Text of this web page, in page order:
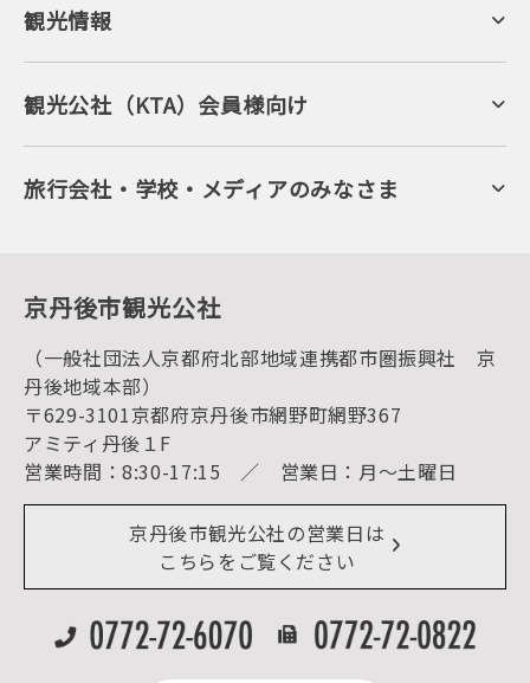
観光情報
京丹後について
ジオパークの絶景
キャンプ・グランピング
自然景観
旬の食
フルーツ
美術館・資料館
観光
海水浴
キャンプ
お宿探し
宿泊・日帰り予約（空室検索）
予約照会・予約キャンセル
宿泊施設一覧（お宿比較ページ）
アクセス
お知らせ
イベント情報
デジタル観光パンフレット
リアルタイム道路情報
よくある質問
観光公社（KTA）会員様向け
KTA会員コミュニティ
会員向けサービス
KTAニュースレター
会員加入・会員情報（会員規程）
旅行会社・学校・メディアのみなさま
プレスリリース
京丹後市観光公社
（一般社団法人京都府北部地域連携都市圏振興社 京
丹後地域本部）
〒629-3101京都府京丹後市網野町網野367
アミティ丹後１F
営業時間：8:30-17:15 ／ 営業日：月～土曜日
京丹後市観光公社の営業日は
こちらをご覧ください